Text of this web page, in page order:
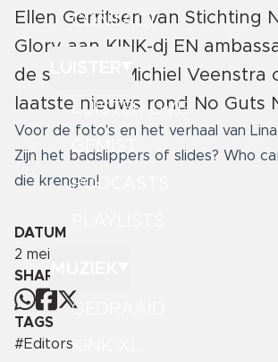
CONTACT
LUISTER LIVE
GEMIST
PODCASTS
GEDRAAID
KINK XL
Ellen Gerritsen van Stichting
Glory aan KINK-dj EN
de stichting Michiel Veenstra
laatste nieuws rond No Guts
Voor de foto's en het verhaal van Lina,
Zijn het badslippers of slides? Who
die krengen!
DATUM
2 mei 2024
SHARE
TAGS
#Editors